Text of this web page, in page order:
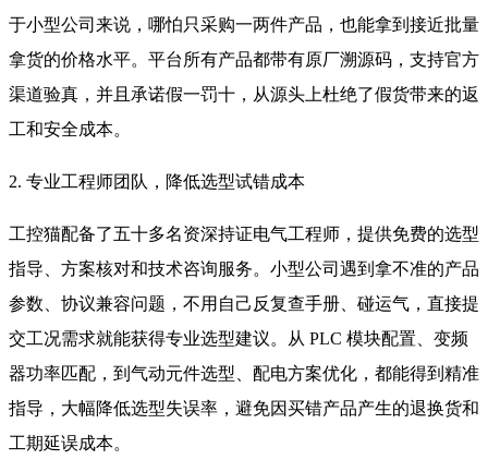
于小型公司来说，哪怕只采购一两件产品，也能拿到接近批量
拿货的价格水平。平台所有产品都带有原厂溯源码，支持官方
渠道验真，并且承诺假一罚十，从源头上杜绝了假货带来的返
工和安全成本。
2. 专业工程师团队，降低选型试错成本
工控猫配备了五十多名资深持证电气工程师，提供免费的选型
指导、方案核对和技术咨询服务。小型公司遇到拿不准的产品
参数、协议兼容问题，不用自己反复查手册、碰运气，直接提
交工况需求就能获得专业选型建议。从 PLC 模块配置、变频
器功率匹配，到气动元件选型、配电方案优化，都能得到精准
指导，大幅降低选型失误率，避免因买错产品产生的退换货和
工期延误成本。